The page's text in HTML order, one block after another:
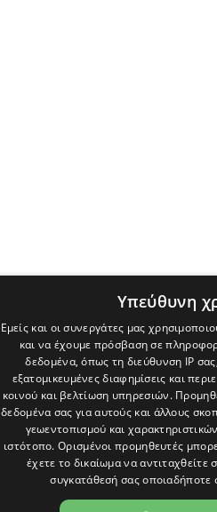
Υπεύθυνη
Εμείς και οι συνεργάτες μας
και να έχουμε πρόσβαση σε
δεδομένα, όπως τη διεύθυνση IP
εξατομικευμένες διαφημίσεις και
κοινού και βελτίωση υπηρεσιών.
δεδομένα σας για αυτούς και άλλους
γεωεντοπισμού και
ιστότοπο. Ορισμένοι προμηθευτές
έχετε το δικαίωμα να αντιταχθείτε
συγκατάθεσή σας οποιαδήποτε